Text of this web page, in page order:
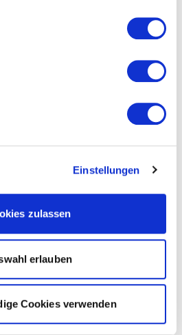
Einstellungen
zulassen
erlauben
Cookies verwenden